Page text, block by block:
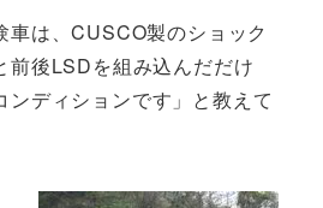
車は、CUSCO製のショック
前後LSDを組み込んだだけ
ンディションです」と教えて